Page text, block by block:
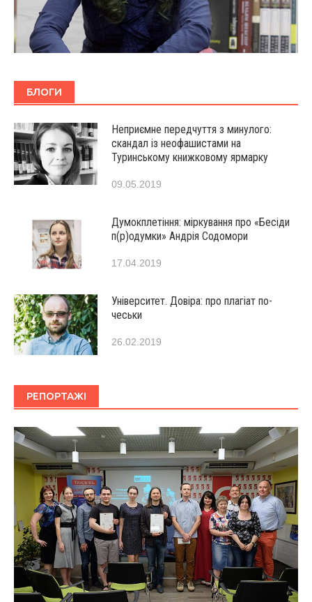
БЛОГИ
Неприємне передчуття з минулого:
скандал із неофашистами на
Туринському книжковому ярмарку
09.05.2019
Думокплетіння: міркування про «Бесіди
п(р)одумки» Андрія Содомори
17.04.2019
Університет. Довіра: про плагіат по-
чеськи
26.02.2019
РЕПОРТАЖІ